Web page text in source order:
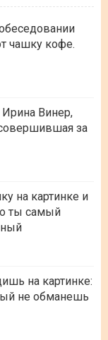
чашку кофе.
Винер,
за
на картинке и
ты самый
на картинке:
не обманешь